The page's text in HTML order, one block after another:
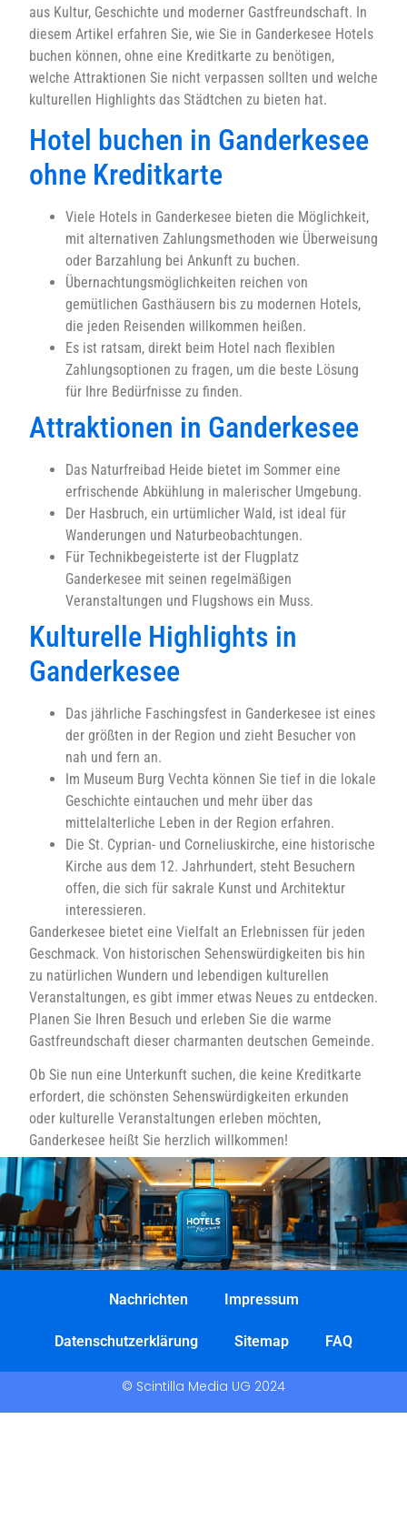
aus Kultur, Geschichte und moderner Gastfreundschaft. In
diesem Artikel erfahren Sie, wie Sie in Ganderkesee Hotels
buchen können, ohne eine Kreditkarte zu benötigen,
welche Attraktionen Sie nicht verpassen sollten und welche
kulturellen Highlights das Städtchen zu bieten hat.
Hotel buchen in Ganderkesee
ohne Kreditkarte
Viele Hotels in Ganderkesee bieten die Möglichkeit,
mit alternativen Zahlungsmethoden wie Überweisung
oder Barzahlung bei Ankunft zu buchen.
Übernachtungsmöglichkeiten reichen von
gemütlichen Gasthäusern bis zu modernen Hotels,
die jeden Reisenden willkommen heißen.
Es ist ratsam, direkt beim Hotel nach flexiblen
Zahlungsoptionen zu fragen, um die beste Lösung
für Ihre Bedürfnisse zu finden.
Attraktionen in Ganderkesee
Das Naturfreibad Heide bietet im Sommer eine
erfrischende Abkühlung in malerischer Umgebung.
Der Hasbruch, ein urtümlicher Wald, ist ideal für
Wanderungen und Naturbeobachtungen.
Für Technikbegeisterte ist der Flugplatz
Ganderkesee mit seinen regelmäßigen
Veranstaltungen und Flugshows ein Muss.
Kulturelle Highlights in
Ganderkesee
Das jährliche Faschingsfest in Ganderkesee ist eines
der größten in der Region und zieht Besucher von
nah und fern an.
Im Museum Burg Vechta können Sie tief in die lokale
Geschichte eintauchen und mehr über das
mittelalterliche Leben in der Region erfahren.
Die St. Cyprian- und Corneliuskirche, eine historische
Kirche aus dem 12. Jahrhundert, steht Besuchern
offen, die sich für sakrale Kunst und Architektur
interessieren.
Ganderkesee bietet eine Vielfalt an Erlebnissen für jeden
Geschmack. Von historischen Sehenswürdigkeiten bis hin
zu natürlichen Wundern und lebendigen kulturellen
Veranstaltungen, es gibt immer etwas Neues zu entdecken.
Planen Sie Ihren Besuch und erleben Sie die warme
Gastfreundschaft dieser charmanten deutschen Gemeinde.
Ob Sie nun eine Unterkunft suchen, die keine Kreditkarte
erfordert, die schönsten Sehenswürdigkeiten erkunden
oder kulturelle Veranstaltungen erleben möchten,
Ganderkesee heißt Sie herzlich willkommen!
Nachrichten Impressum
Datenschutzerklärung Sitemap FAQ
© Scintilla Media UG 2024